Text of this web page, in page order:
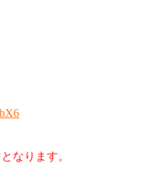
なります。